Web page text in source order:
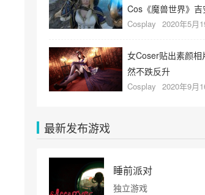
Cos《魔兽世界》吉
Cosplay 2020年5月
女Coser贴出素颜相
然不跌反升
Cosplay 2020年9月
最新发布游戏
睡前派对
独立游戏